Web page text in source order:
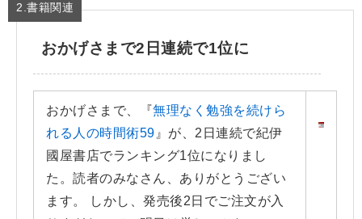
2.書籍関連
おかげさまで2日連続で1位に
おかげさまで、『無理なく勉強を続けら
れる人の時間術59 』が、2日連続で紀伊
國屋書店でランキング1位になりまし
た。読者のみなさん、ありがとうござい
ます。 しかし、発売後2日でご注文が入